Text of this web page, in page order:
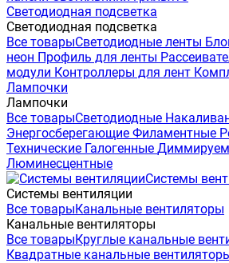
Светодиодная подсветка
Светодиодная подсветка
Все товарыСветодиодные ленты
неон Профиль для ленты
модули Контроллеры для лент
Лампочки
Лампочки
Все товарыСветодиодные
Энергосберегающие Филаментные
Технические Галогенные
Люминесцентные
Системы
Системы вентиляции
Все товарыКанальные вентиляторы
Канальные вентиляторы
Все товарыКруглые канальные
Квадратные канальные